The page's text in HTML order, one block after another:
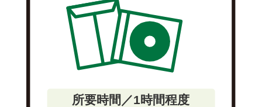
所要時間／1時間程度